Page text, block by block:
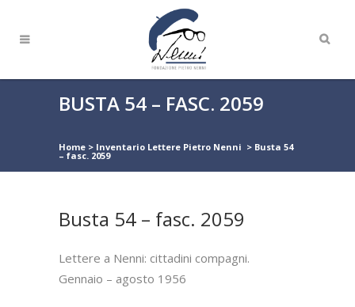
BUSTA 54 – FASC. 2059
Home > Inventario Lettere Pietro Nenni > Busta 54
– fasc. 2059
Busta 54 – fasc. 2059
Lettere a Nenni: cittadini compagni.
Gennaio – agosto 1956